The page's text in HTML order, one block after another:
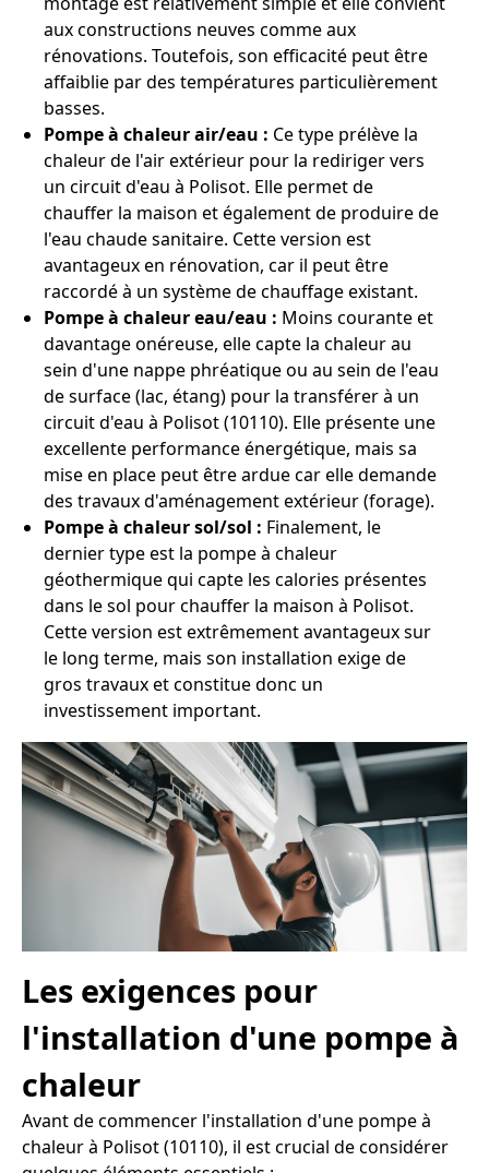
aux constructions neuves comme aux
rénovations. Toutefois, son efficacité peut être
affaiblie par des températures particulièrement
basses.
Pompe à chaleur air/eau : Ce type prélève la
chaleur de l'air extérieur pour la rediriger vers
un circuit d'eau à Polisot. Elle permet de
chauffer la maison et également de produire de
l'eau chaude sanitaire. Cette version est
avantageux en rénovation, car il peut être
raccordé à un système de chauffage existant.
Pompe à chaleur eau/eau : Moins courante et
davantage onéreuse, elle capte la chaleur au
sein d'une nappe phréatique ou au sein de l'eau
de surface (lac, étang) pour la transférer à un
circuit d'eau à Polisot (10110). Elle présente une
excellente performance énergétique, mais sa
mise en place peut être ardue car elle demande
des travaux d'aménagement extérieur (forage).
Pompe à chaleur sol/sol : Finalement, le
dernier type est la pompe à chaleur
géothermique qui capte les calories présentes
dans le sol pour chauffer la maison à Polisot.
Cette version est extrêmement avantageux sur
le long terme, mais son installation exige de
gros travaux et constitue donc un
investissement important.
Les exigences pour
l'installation d'une pompe à
chaleur
Avant de commencer l'installation d'une pompe à
chaleur à Polisot (10110), il est crucial de considérer